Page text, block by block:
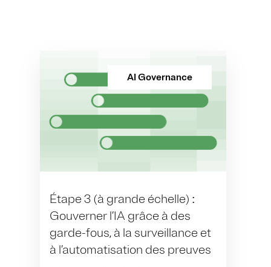
AI Governance
Étape 3 (à grande échelle) :
Gouverner l’IA grâce à des
garde-fous, à la surveillance et
à l’automatisation des preuves